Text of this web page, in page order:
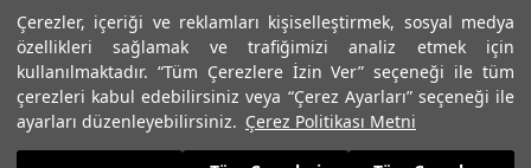
Çerezler, içeriği ve reklamları kişiselleştirmek, sosyal medya
özellikleri sağlamak ve trafiğimizi analiz etmek için
kullanılmaktadır. “Tüm Çerezlere İzin Ver” seçeneği ile tüm
çerezleri kabul edebilirsiniz veya “Çerez Ayarları” seçeneği ile
ayarları düzenleyebilirsiniz. Çerez Politikası Metni
© 2025 Roman® Tüm Hakları Saklıdır, İzinsiz kullanılamaz